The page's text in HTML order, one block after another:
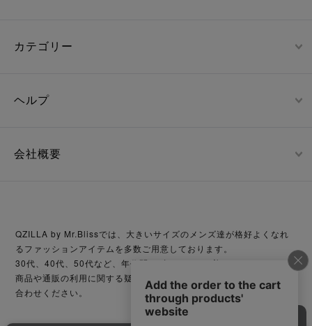
カテゴリー
ヘルプ
会社概要
QZILLA by Mr.Blissでは、大きいサイズのメンズ達が格好よくなれ
るファッションアイテムを多数ご用意しております。
30代、40代、50代など、年代問わずどなたでも着こなせます。
商品や通販の利用に関する疑問等がございましたら、お気軽にお問い
合わせください。